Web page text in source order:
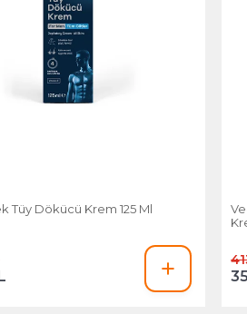
Tüy Dökücü Krem 125 Ml